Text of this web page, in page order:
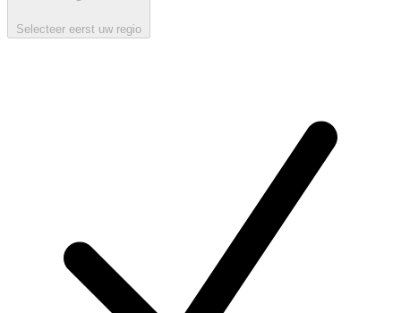
Selecteer eerst uw regio